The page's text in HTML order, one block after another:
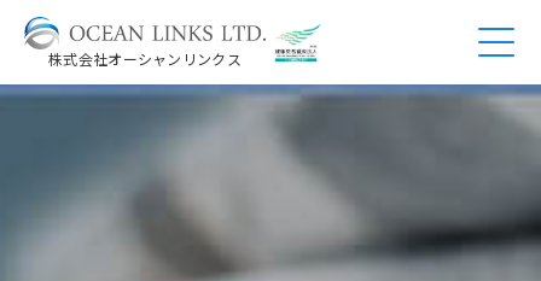
株式会社オーシャンリンクス